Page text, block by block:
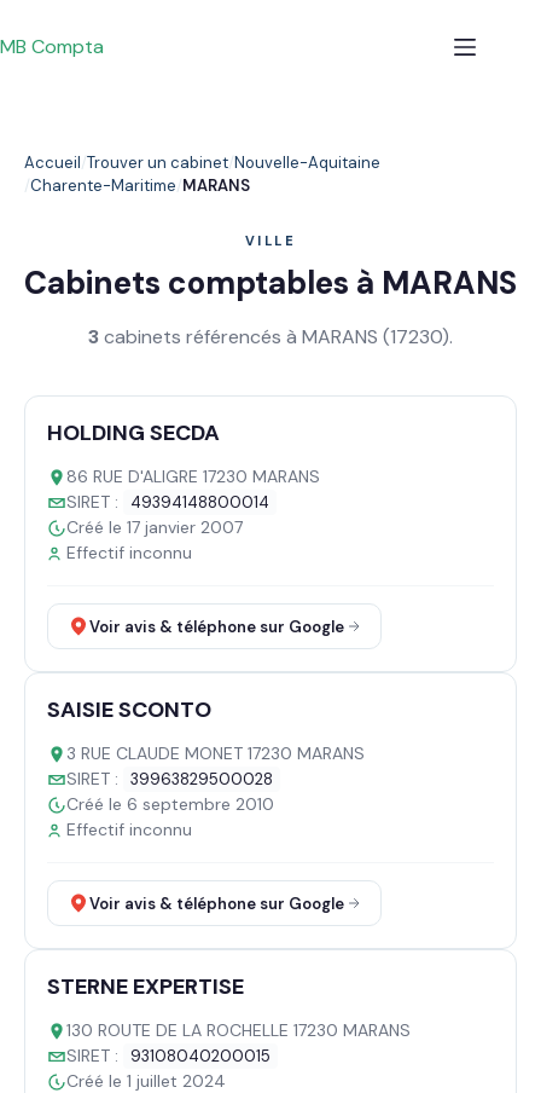
au
contenu
MB Compta
Accueil Trouver un cabinet Nouvelle-Aquitaine
Charente-Maritime MARANS
VILLE
Cabinets comptables à MARANS
3cabinets référencés à MARANS (17230).
HOLDING SECDA
86 RUE D'ALIGRE 17230 MARANS
SIRET :
49394148800014
Créé le 17 janvier 2007
Effectif inconnu
Voir avis & téléphone sur Google
SAISIE SCONTO
3 RUE CLAUDE MONET 17230 MARANS
SIRET :
39963829500028
Créé le 6 septembre 2010
Effectif inconnu
Voir avis & téléphone sur Google
STERNE EXPERTISE
130 ROUTE DE LA ROCHELLE 17230 MARANS
SIRET :
93108040200015
Créé le 1 juillet 2024